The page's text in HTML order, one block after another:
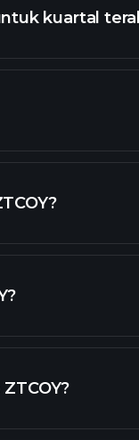
ZTCOY
kuartal